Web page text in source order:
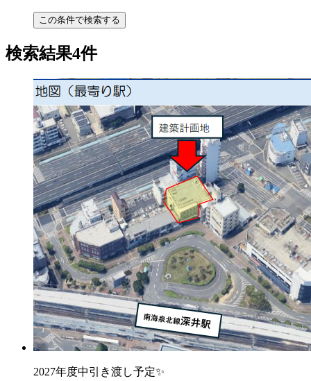
検索結果4件
2027年度中引き渡し予定✨